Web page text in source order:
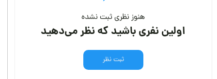
هنوز نظری ثبت نشده
اولین نفری باشید که نظر می‌دهید
ثبت نظر